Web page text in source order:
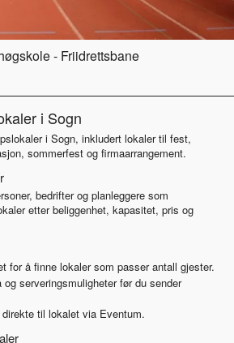
- Friidrettsbane
i Sogn
i Sogn, inkludert lokaler til fest,
sommerfest og firmaarrangement.
bedrifter og planleggere som
etter beliggenhet, kapasitet, pris og
for å finne lokaler som passer antall gjester.
serveringsmuligheter før du sender
til lokalet via Eventum.